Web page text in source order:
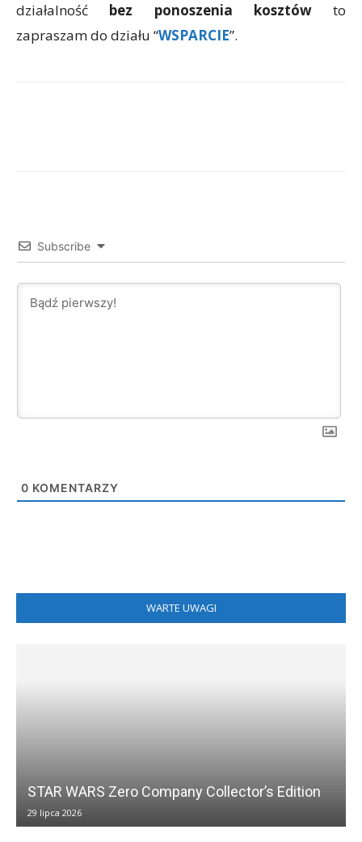
działalność bez ponoszenia kosztówto
zapraszam do działu “WSPARCIE”.
Subscribe
0 KOMENTARZY
WARTE UWAGI
STAR WARS Zero Company Collector’s Edition
29 lipca 2026